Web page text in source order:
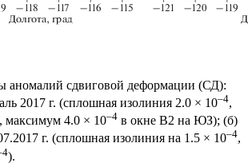
аномалий сдвиговой деформации (СД):
2017 г. (сплошная изолиния 2.0 × 10–4,
, максимум 4.0 × 10–4 в окне В2 на ЮЗ); (б)
г. (сплошная изолиния на 1.5 × 10–4,
).